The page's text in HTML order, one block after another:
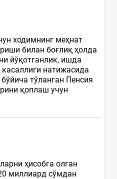
ходимнинг меҳнат
билан боғлиқ ҳолда
йўқотганлик, ишда
натижасида
тўланган Пенсия
қоплаш учун
ҳисобга олган
миллиард сўмдан